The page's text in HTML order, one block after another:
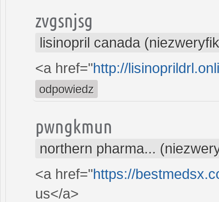
zvgsnjsg
lisinopril canada
<a href="http://
odpowiedz
pwngkmun
northern pharma...
<a href="https://
us</a>